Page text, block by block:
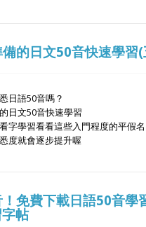
的日文50音快速學習
日語50音嗎？
日文50音快速學習
字學習看看這些入門程度的平假名
度就會逐步提升喔
免費下載日語50音
帖